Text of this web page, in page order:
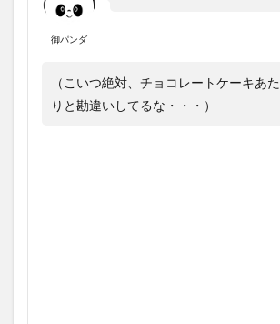
御パンダ
（こいつ絶対、チョコレートケーキあた
りと勘違いしてるな・・・）